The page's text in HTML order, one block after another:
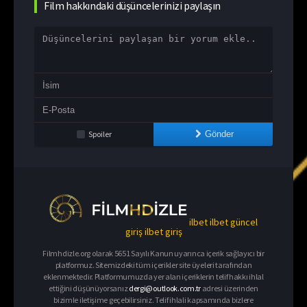
Film hakkındaki düşüncelerinizi paylaşın
Spoiler Gönder
ilbetilbet güncel
girişilbet giriş
Filmhdizle.org olarak 5651 Sayılı Kanun uyarınca içerik sağlayıcı bir
platformuz. Sitemizdeki tüm içerikler site üyeleri tarafından
eklenmektedir. Platformumuzda yer alan içeriklerin telif hakkı ihlal
ettiğini düşünüyorsanızdergi@outlook.com.tr adresi üzerinden
bizimle iletişime geçebilirsiniz. Telif ihlali kapsamında bizlere